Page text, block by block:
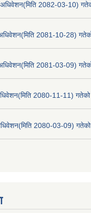
2082-03-10)
2081-10-28)
2081-03-09)
2080-11-11) गतेको
2080-03-09) गतेको